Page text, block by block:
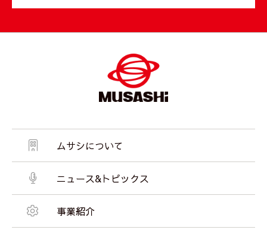
ムサシについて
ニュース&トピックス
事業紹介